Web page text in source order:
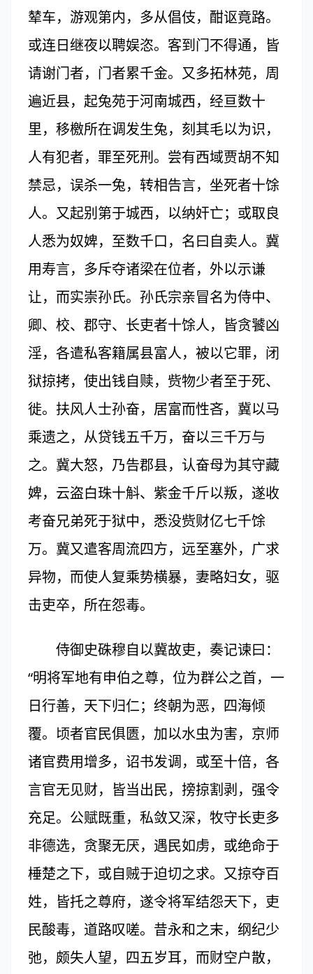
辇车，游观第内，多从倡伎，酣讴竟路。
或连日继夜以聘娱恣。客到门不得通，皆
请谢门者，门者累千金。又多拓林苑，周
遍近县，起兔苑于河南城西，经亘数十
里，移檄所在调发生兔，刻其毛以为识，
人有犯者，罪至死刑。尝有西域贾胡不知
禁忌，误杀一兔，转相告言，坐死者十馀
人。又起别第于城西，以纳奸亡；或取良
人悉为奴婢，至数千口，名曰自卖人。冀
用寿言，多斥夺诸梁在位者，外以示谦
让，而实崇孙氏。孙氏宗亲冒名为侍中、
卿、校、郡守、长吏者十馀人，皆贪饕凶
淫，各遣私客籍属县富人，被以它罪，闭
狱掠拷，使出钱自赎，赀物少者至于死、
徙。扶风人士孙奋，居富而性吝，冀以马
乘遗之，从贷钱五千万，奋以三千万与
之。冀大怒，乃告郡县，认奋母为其守藏
婢，云盗白珠十斛、紫金千斤以叛，遂收
考奋兄弟死于狱中，悉没赀财亿七千馀
万。冀又遣客周流四方，远至塞外，广求
异物，而使人复乘势横暴，妻略妇女，驱
击吏卒，所在怨毒。
侍御史硃穆自以冀故吏，奏记谏曰：
“明将军地有申伯之尊，位为群公之首，一
日行善，天下归仁；终朝为恶，四海倾
覆。顷者官民俱匮，加以水虫为害，京师
诸官费用增多，诏书发调，或至十倍，各
言官无见财，皆当出民，搒掠割剥，强令
充足。公赋既重，私敛又深，牧守长吏多
非德选，贪聚无厌，遇民如虏，或绝命于
棰楚之下，或自贼于迫切之求。又掠夺百
姓，皆托之尊府，遂令将军结怨天下，吏
民酸毒，道路叹嗟。昔永和之末，纲纪少
弛，颇失人望，四五岁耳，而财空户散，